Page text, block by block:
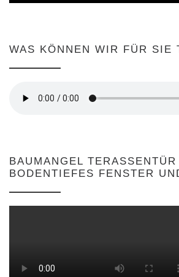
WAS KÖNNEN WIR FÜR SIE
BAUMANGEL TERASSENTÜR
BODENTIEFES FENSTER